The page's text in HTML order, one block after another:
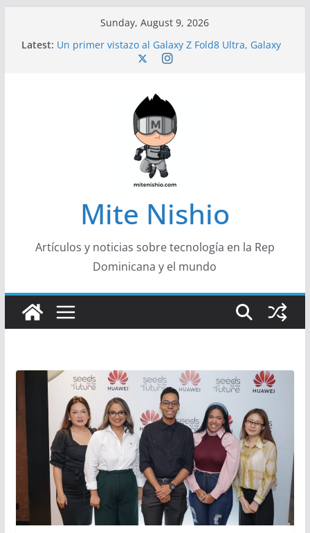
Sunday, August 9, 2026
Latest: Un primer vistazo al Galaxy Z Fold8 Ultra, Galaxy
Z Fold8 y Galaxy Z Flip8
Conferencistas analizarán los desafíos que
redefinen el futuro de las finanzas y la economía
Segunda edición de Marketing Unplugged
impulsa el marketing con propósito
Alerta sobre nueva campaña de ciberataques
que afecta a organizaciones de América Latina
Mite Nishio
Artículos y noticias sobre tecnología en la Rep
Dominicana y el mundo